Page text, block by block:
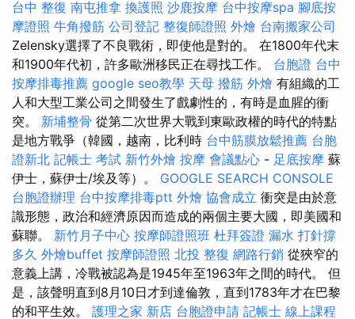
台中 整復 南屯推拿 換護照 沙鹿按摩 台中按摩spa 腳底按
摩證照 牛角撥筋 公司登記 整復師證照 外燴 台南搬家公司
Zelensky選擇了不良戰術，即使他是對的。 在1800年代末
和1900年代初，許多歐洲移民正在尋找工作。 台胞證 台中
按摩排毒推薦 google seo教學 天母 撥筋 外燴 有組織的工
人和大型工業公司之間發生了戲劇性的，有時是血腥的衝
突。 新埔整骨 從第二次世界大戰到東歐政權的時代的特點
是地方戰爭（韓國，越南，比利時 台中筋膜放鬆推薦 台胞
證新北 記帳士 考試 新竹外燴 按摩 會議點心 - 足底按摩 蘇
伊士，蘇伊士/埃及等）。 GOOGLE SEARCH CONSOLE
台胞證辦理 台中按摩排毒ptt 外燴 協會成立 衝突是由於意
識形態，政治和經濟原因而造成的兩個主要大國，即美國和
蘇聯。 新竹月子中心 按摩師證照班 杜拜簽證 漏水 打針撐
多久 外燴buffet 按摩師證照 北投 整復 網路行銷 從狹窄的
意義上講，冷戰被認為是1945年至1963年之間的時代。 但
是，該聲明直到8月10日才到達倫敦，直到1783年才在巴黎
的和平生效。 護理之家 新店 台胞證申請 記帳士 線上課程